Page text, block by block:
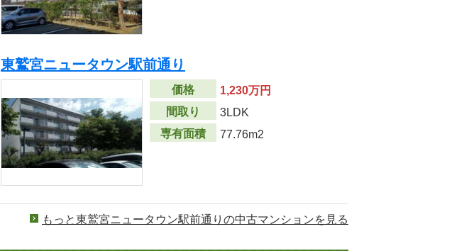
東鷲宮ニュータウン駅前通り
価格
1,230万円
間取り
3LDK
専有面積
77.76m2
もっと東鷲宮ニュータウン駅前通りの中古マンションを見る